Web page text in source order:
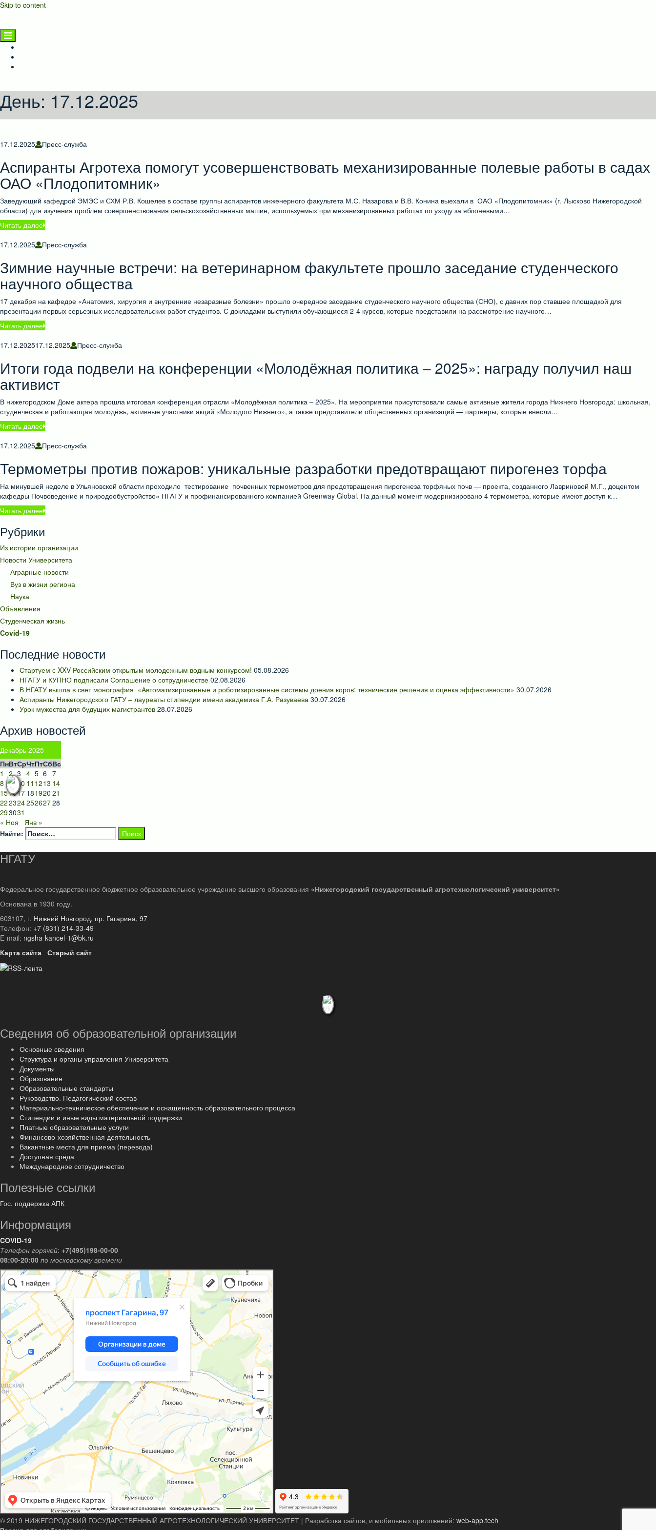
Skip to content
День: 17.12.2025
17.12.2025 Пресс-служба
Аспиранты Агротеха помогут усовершенствовать механизированные полевые работы в садах
ОАО «Плодопитомник»
Заведующий кафедрой ЭМЭС и СХМ Р.В. Кошелев в составе группы аспирантов инженерного факультета М.С. Назарова и В.В. Конина выехали в ОАО «Плодопитомник» (г. Лысково Нижегородской
области) для изучения проблем совершенствования сельскохозяйственных машин, используемых при механизированных работах по уходу за яблоневыми…
Читать далее
17.12.2025
Пресс-служба
Зимние научные встречи: на ветеринарном факультете прошло заседание студенческого
научного общества
17 декабря на кафедре «Анатомия, хирургия и внутренние незаразные болезни» прошло очередное заседание студенческого научного общества (СНО), с давних пор ставшее площадкой для
презентации первых серьезных исследовательских работ студентов. С докладами выступили обучающиеся 2-4 курсов, которые представили на рассмотрение научного…
Читать далее
17.12.202517.12.2025 Пресс-служба
Итоги года подвели на конференции «Молодёжная политика – 2025»: награду получил наш
активист
В нижегородском Доме актера прошла итоговая конференция отрасли «Молодёжная политика – 2025». На мероприятии присутствовали самые активные жители города Нижнего Новгорода: школьная,
студенческая и работающая молодёжь, активные участники акций «Молодого Нижнего», а также представители общественных организаций — партнеры, которые внесли…
Читать далее
17.12.2025
Пресс-служба
Термометры против пожаров: уникальные разработки предотвращают пирогенез торфа
На минувшей неделе в Ульяновской области проходило тестирование почвенных термометров для предотвращения пирогенеза торфяных почв — проекта, созданного Лавриновой М.Г., доцентом
кафедры Почвоведение и природообустройство» НГАТУ и профинансированного компанией Greenway Global. На данный момент модернизировано 4 термометра, которые имеют доступ к…
Читать далее
Рубрики
Из истории организации
Новости Университета
Аграрные новости
Вуз в жизни региона
Наука
Объявления
Студенческая жизнь
Covid-19
Последние новости
Стартуем с XXV Российским открытым молодежным водным конкурсом! 05.08.2026
НГАТУ и КУПНО подписали Соглашение о сотрудничестве 02.08.2026
В НГАТУ вышла в свет монография «Автоматизированные и роботизированные системы доения коров: технические решения и оценка эффективности» 30.07.2026
Аспиранты Нижегородского ГАТУ – лауреаты стипендии имени академика Г.А. Разуваева 30.07.2026
Урок мужества для будущих магистрантов 28.07.2026
Архив новостей
Декабрь 2025
ПнВтСрЧтПтСбВс
1
2 3 4 5 6 7
8 9 10 11 1213 14
151617 181920 21
22232425262728
293031
« Ноя
Янв »
Найти:
НГАТУ
Федеральное государственное бюджетное образовательное учреждение высшего образования «Нижегородский государственный агротехнологический университет»
Основана в 1930 году.
603107, г. Нижний Новгород, пр. Гагарина, 97
Телефон: +7 (831) 214-33-49
E-mail: ngsha-kancel-1@bk.ru
Карта сайта Старый сайт
Сведения об образовательной организации
Основные сведения
Структура и органы управления Университета
Документы
Образование
Образовательные стандарты
Руководство. Педагогический состав
Материально-техническое обеспечение и оснащенность образовательного процесса
Стипендии и иные виды материальной поддержки
Платные образовательные услуги
Финансово-хозяйственная деятельность
Вакантные места для приема (перевода)
Доступная среда
Международное сотрудничество
Полезные ссылки
Гос. поддержка АПК
Информация
COVID-19
Телефон горячей: +7(495)198-00-00
08:00-20:00 по московскому времени
© 2019 НИЖЕГОРОДСКИЙ ГОСУДАРСТВЕННЫЙ АГРОТЕХНОЛОГИЧЕСКИЙ УНИВЕРСИТЕТ | Разработка сайтов, и мобильных приложений: web-app.tech